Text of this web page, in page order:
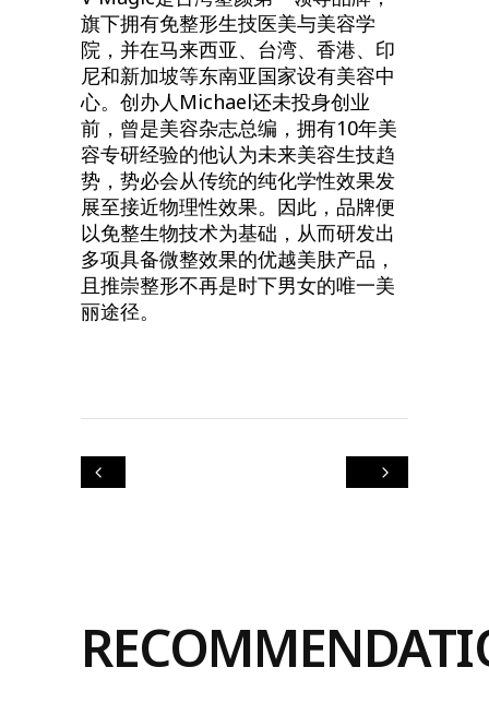
旗下拥有免整形生技医美与美容学
院，并在马来西亚、台湾、香港、印
尼和新加坡等东南亚国家设有美容中
心。创办人Michael还未投身创业
前，曾是美容杂志总编，拥有10年美
容专研经验的他认为未来美容生技趋
势，势必会从传统的纯化学性效果发
展至接近物理性效果。因此，品牌便
以免整生物技术为基础，从而研发出
多项具备微整效果的优越美肤产品，
且推崇整形不再是时下男女的唯一美
丽途径。